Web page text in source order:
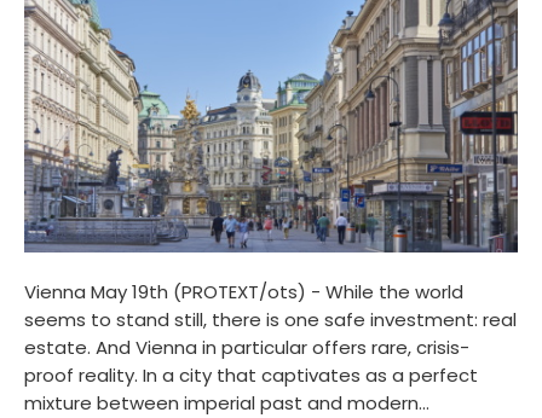
Vienna May 19th (PROTEXT/ots) - While the world
seems to stand still, there is one safe investment: real
estate. And Vienna in particular offers rare, crisis-
proof reality. In a city that captivates as a perfect
mixture between imperial past and modern...